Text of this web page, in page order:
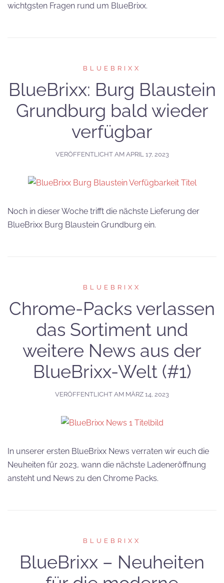
wichtgsten Fragen rund um BlueBrixx.
BLUEBRIXX
BlueBrixx: Burg Blaustein
Grundburg bald wieder
verfügbar
VERÖFFENTLICHT AM APRIL 17, 2023
Noch in dieser Woche trifft die nächste Lieferung der
BlueBrixx Burg Blaustein Grundburg ein.
BLUEBRIXX
Chrome-Packs verlassen
das Sortiment und
weitere News aus der
BlueBrixx-Welt (#1)
VERÖFFENTLICHT AM MÄRZ 14, 2023
In unserer ersten BlueBrixx News verraten wir euch die
Neuheiten für 2023, wann die nächste Ladeneröffnung
ansteht und News zu den Chrome Packs.
BLUEBRIXX
BlueBrixx – Neuheiten